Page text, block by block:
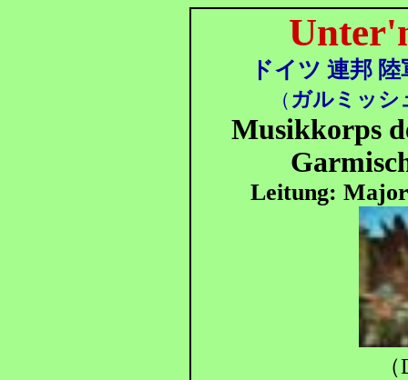
ドイツ 連邦
（ ガルミッシ
Musikkorps
Leitung: